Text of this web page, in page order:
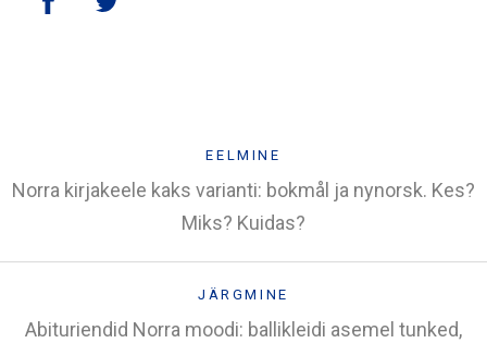
EELMINE
Norra kirjakeele kaks varianti: bokmål ja nynorsk. Kes?
Miks? Kuidas?
JÄRGMINE
Abituriendid Norra moodi: ballikleidi asemel tunked,